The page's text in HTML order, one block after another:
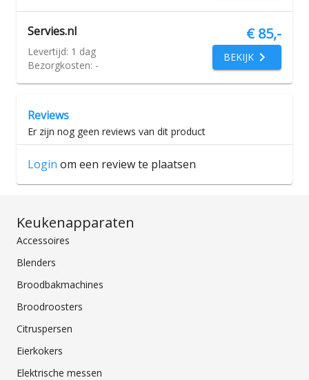
Servies.nl € 85,-
BEKIJK
Levertijd: 1 dag
Bezorgkosten: -
Reviews
Er zijn nog geen reviews van dit product
Login om een review te plaatsen
Keukenapparaten
Accessoires
Blenders
Broodbakmachines
Broodroosters
Citruspersen
Eierkokers
Elektrische messen